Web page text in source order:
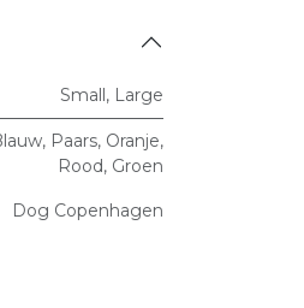
Small, Large
, Paars, Oranje,
Rood, Groen
Dog Copenhagen